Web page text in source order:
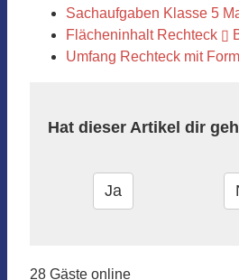
Sachaufgaben Klasse 5
Flächeninhalt Rechteck ▯
Umfang Rechteck mit
Hat dieser Artikel dir
28 Gäste online